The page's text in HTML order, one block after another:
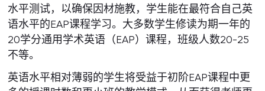
水平测试，以确保因材施教，学生能在最符合自己英
语水平的EAP课程学习。大多数学生修读为期一年的
20学分通用学术英语（EAP）课程，班级人数20-25
不等。
英语水平相对薄弱的学生将受益于初阶EAP课程中更